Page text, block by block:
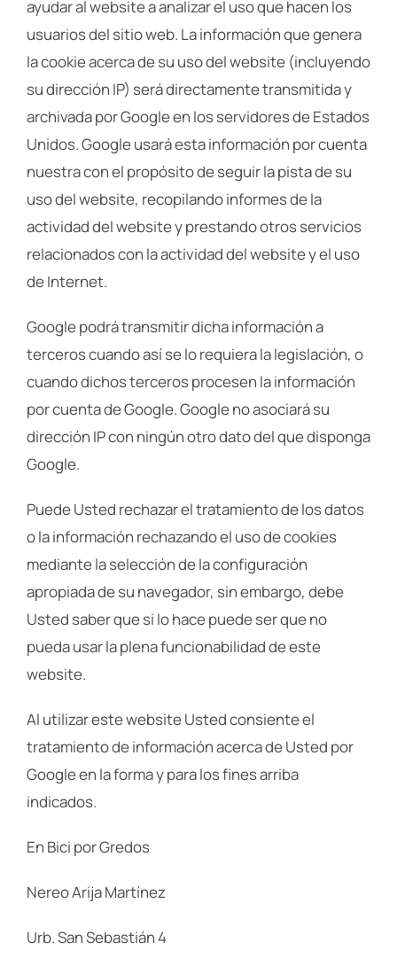
ayudar al website a analizar el uso que hacen los
usuarios del sitio web. La información que genera
la cookie acerca de su uso del website (incluyendo
su dirección IP) será directamente transmitida y
archivada por Google en los servidores de Estados
Unidos. Google usará esta información por cuenta
nuestra con el propósito de seguir la pista de su
uso del website, recopilando informes de la
actividad del website y prestando otros servicios
relacionados con la actividad del website y el uso
de Internet.
Google podrá transmitir dicha información a
terceros cuando así se lo requiera la legislación, o
cuando dichos terceros procesen la información
por cuenta de Google. Google no asociará su
dirección IP con ningún otro dato del que disponga
Google.
Puede Usted rechazar el tratamiento de los datos
o la información rechazando el uso de cookies
mediante la selección de la configuración
apropiada de su navegador, sin embargo, debe
Usted saber que si lo hace puede ser que no
pueda usar la plena funcionabilidad de este
website.
Al utilizar este website Usted consiente el
tratamiento de información acerca de Usted por
Google en la forma y para los fines arriba
indicados.
En Bici por Gredos
Nereo Arija Martínez
Urb. San Sebastián 4